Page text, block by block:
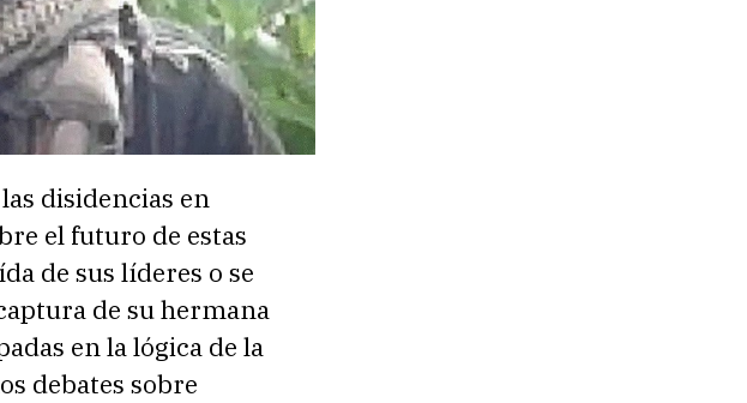
disidencias en
el futuro de estas
de sus líderes o se
de su hermana
en la lógica de la
debates sobre